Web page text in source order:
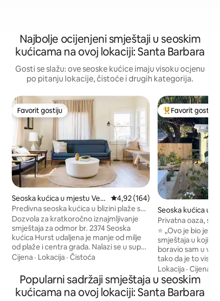
Najbolje ocijenjeni smještaji u seoskim
kućicama na ovoj lokaciji: Santa Barbara
Gosti se slažu: ove seoske kućice imaju visoku ocjenu
po pitanju lokacije, čistoće i drugih kategorija.
Favorit gostiju
Favorit gostiju
Seoska kućica u mjestu Ven
tura
Prosječna ocjena: 4,92 od 5,
4,92 (164)
Predivna seoska kućica u blizini plaže s
hidromasažnom kadom od cedrovine
Dozvola za kratkoročno iznajmljivanje
smještaja za odmor br. 2374 Seoska
kućica Hurst udaljena je manje od milje
od plaže i centra grada. Nalazi se u super
mirnoj stambenoj ulici, ali i na kratkoj
kafića, restorana, knjižare i tržnice.Naša
seoska kućica je namjerno dizajnirana
tako da sadrži (skoro) sve što vam je
Cijena · Lokacija · Čistoća
Glavni favorit
Favorit gostiju
Seoska kućica u
merland
Privatna oaza,
Summerland
⭐ „Ovo je bio
smještaja u
boravio sam u
tako da je to
godišnji veteran
Dobro došli u
obnovljenu
sredine prošlog
Lokacija ·Cijena
Popularni sadržaji smještaja u seoskim
kućicama na ovoj lokaciji: Santa Barbara